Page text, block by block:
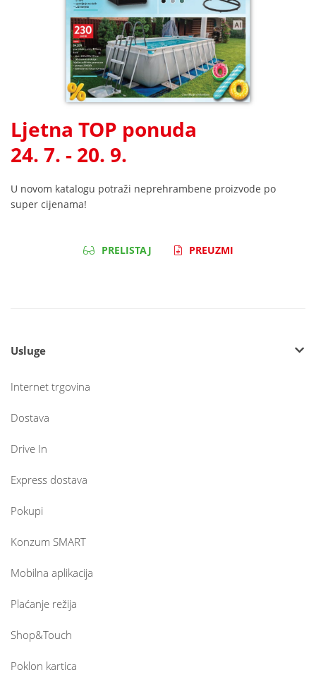
Ljetna TOP ponuda
24. 7. - 20. 9.
U novom katalogu potraži neprehrambene proizvode po
super cijenama!
PRELISTAJ PREUZMI
Usluge
Internet trgovina
Dostava
Drive In
Express dostava
Pokupi
Konzum SMART
Mobilna aplikacija
Plaćanje režija
Shop&Touch
Poklon kartica